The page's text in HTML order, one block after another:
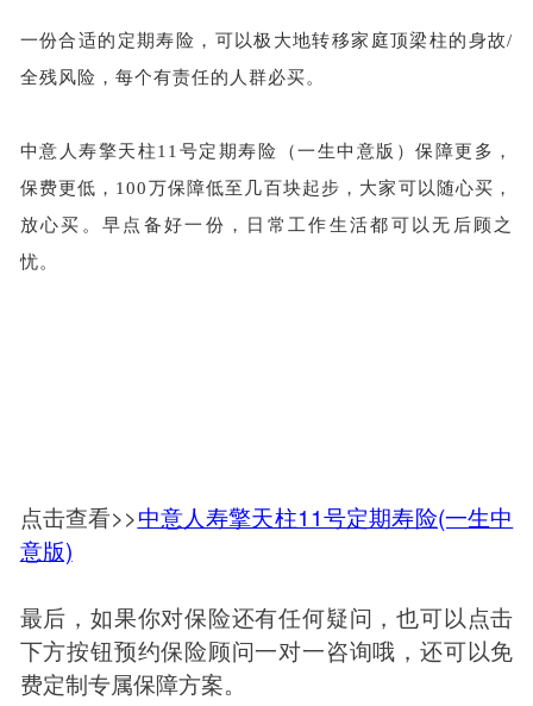
一份合适的定期寿险，可以极大地转移家庭顶梁柱的身故/
全残风险，每个有责任的人群必买。
中意人寿擎天柱11号定期寿险（一生中意版）保障更多，
保费更低，100万保障低至几百块起步，大家可以随心买，
放心买。早点备好一份，日常工作生活都可以无后顾之
忧。
点击查看>>中意人寿擎天柱11号定期寿险(一生中
意版)
最后，如果你对保险还有任何疑问，也可以点击
下方按钮预约保险顾问一对一咨询哦，还可以免
费定制专属保障方案。